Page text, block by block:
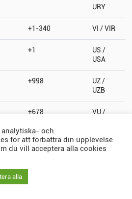
URY
+1-340 VI / VIR
+1
US /
USA
+998
UZ /
UZB
+678
VU /
+379 VA / VAT
och
för att förbättra din upplevelse
du vill acceptera alla cookies
alla